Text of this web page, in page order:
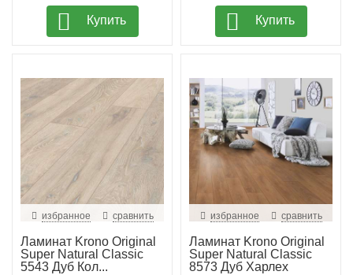
Купить Купить
избранное сравнить
Ламинат Krono Original
Super Natural Classic
5543 Дуб Кол...
избранное сравнить
Ламинат Krono Original
Super Natural Classic
8573 Дуб Харлех